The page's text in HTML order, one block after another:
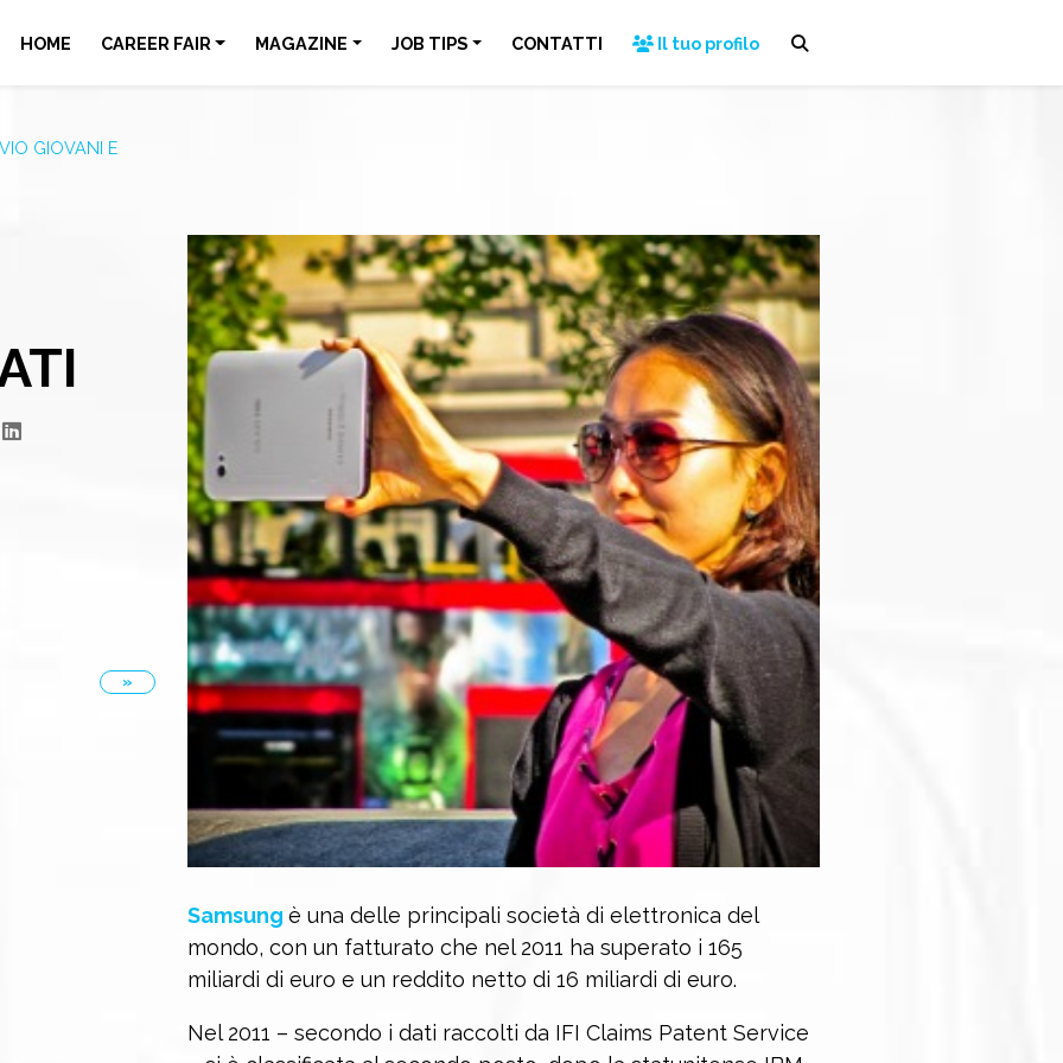
HOME CAREER FAIR MAGAZINE JOB TIPS CONTATTI Il tuo profilo
GIOVANI E
»
Samsung è una delle principali società di elettronica del
mondo, con un fatturato che nel 2011 ha superato i 165
miliardi di euro e un reddito netto di 16 miliardi di euro.
Nel 2011 – secondo i dati raccolti da IFI Claims Patent Service